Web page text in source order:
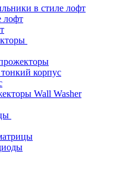
в стиле лофт
лофт
корпус
Wall Washer